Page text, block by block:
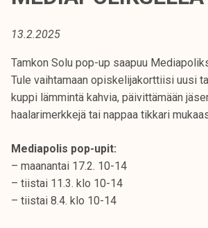
o
r
k
e
k
o
u
l
13.2.2025
Tamkon Solu pop-up saapuu
Tule vaihtamaan opiskelijakorttiisi uusi
kuppi lämmintä kahvia, päivittämään
haalarimerkkejä tai nappaa tikkari
Mediapolis pop-upit:
– maanantai 17.2. 10-14
– tiistai 11.3. klo 10-14
– tiistai 8.4. klo 10-14